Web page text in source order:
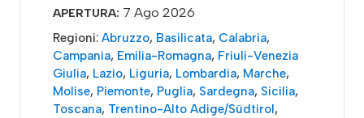
APERTURA: 7 Ago 2026
Regioni: Abruzzo, Basilicata, Calabria,
Campania, Emilia-Romagna, Friuli-Venezia
Giulia, Lazio, Liguria, Lombardia, Marche,
Molise, Piemonte, Puglia, Sardegna, Sicilia,
Toscana, Trentino-Alto Adige/Südtirol,